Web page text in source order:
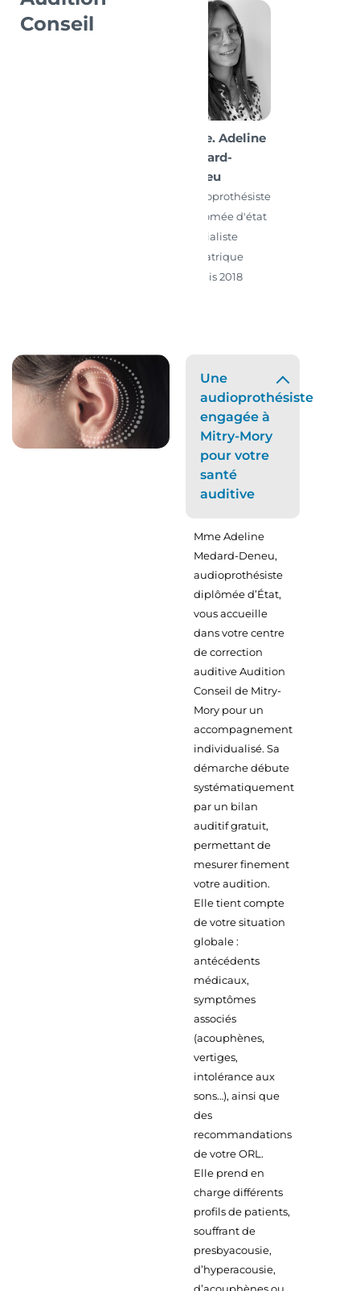
Conseil
Mme. Adeline
Medard-
Deneu
Audioprothésiste
Diplômée d'état
Spécialiste
pédiatrique
depuis 2018
Une
audioprothésiste
engagée à
Mitry-Mory
pour votre
santé
auditive
Mme Adeline
Medard-Deneu,
audioprothésiste
diplômée d’État,
vous accueille
dans votre centre
de correction
auditive Audition
Conseil de Mitry-
Mory pour un
accompagnement
individualisé. Sa
démarche débute
systématiquement
par un bilan
auditif gratuit,
permettant de
mesurer finement
votre audition.
Elle tient compte
de votre situation
globale :
antécédents
médicaux,
symptômes
associés
(acouphènes,
vertiges,
intolérance aux
sons…), ainsi que
des
recommandations
de votre ORL.
Elle prend en
charge différents
profils de patients,
souffrant de
presbyacousie,
d’hyperacousie,